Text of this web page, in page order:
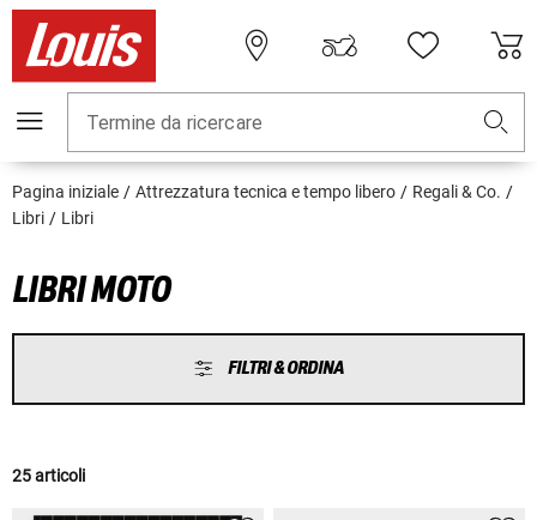
Termine da ricercare
Pagina iniziale Attrezzatura tecnica e tempo libero
Regali & Co.
Libri
Libri
LIBRI MOTO
FILTRI & ORDINA
25 articoli